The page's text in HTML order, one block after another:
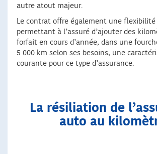
autre atout majeur.
Le contrat offre également une flexibilité
permettant à l’assuré d’ajouter des
forfait en cours d’année, dans une
5 000 km selon ses besoins, une
courante pour ce type d’assurance.
La résiliation de
auto au